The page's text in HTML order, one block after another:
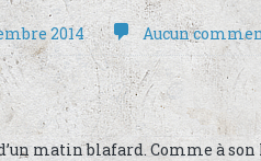
2014 Aucun
matin blafard. Comme à